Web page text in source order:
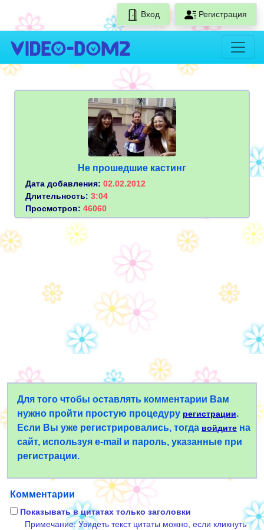
Вход Регистрация
Не прошедшие кастинг
Дата добавления: 02.02.2012
Длительность: 3:04
Просмотров: 46060
Для того чтобы оставлять комментарии Вам
нужно пройти простую процедуру регистрации.
Если Вы уже регистрировались, тогда войдите на
сайт, используя e-mail и пароль, указанные при
регистрации.
Комментарии
Показывать в цитатах только заголовки
Примечание: Увидеть текст цитаты можно, если кликнуть